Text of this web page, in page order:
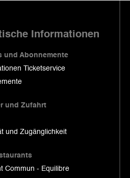
Informationen
und Abonnemente
Ticketservice
und Zufahrt
und Zugänglichkeit
Commun - Equilibre